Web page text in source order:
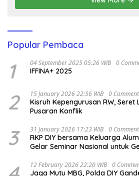
Popular Pembaca
1 04 September 2025 05:26 WIB 0
IFFINA+ 2025
2 15 January 2026 22:56 WIB 0 Comment
Kisruh Kepengurusan RW, Seret
Pusaran Konflik
3 31 January 2026 17:23 WIB 0 Comment
RKP DIY bersama Keluarga
Gelar Seminar Nasional untuk
12 February 2026 22:20 WIB 0
Jaga Mutu MBG, Polda DIY